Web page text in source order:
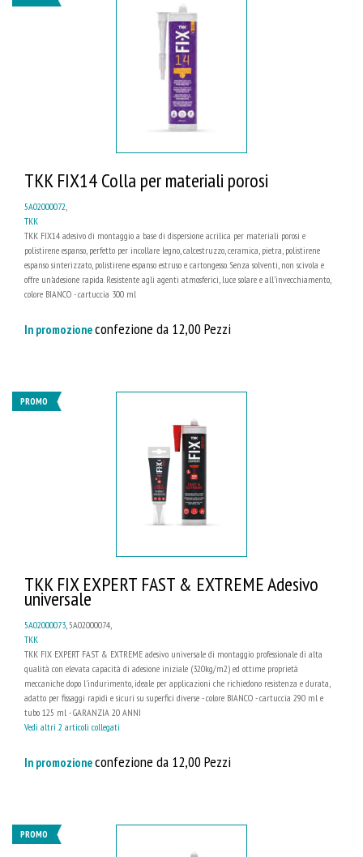
TKK FIX14 Colla per materiali porosi
5A02000072
TKK
TKK FIX14 adesivo di montaggio a base di dispersione acrilica per materiali porosi e
polistirene espanso, perfetto per incollare legno, calcestruzzo, ceramica, pietra, polistirene
espanso sinterizzato, polistirene espanso estruso e cartongesso. Senza solventi, non scivola e
offre un’adesione rapida. Resistente agli agenti atmosferici, luce solare e all’invecchiamento,
colore BIANCO - cartuccia 300 ml
In promozioneconfezione da 12,00 Pezzi
PROMO
TKK FIX EXPERT FAST & EXTREME Adesivo
universale
5A02000073, 5A02000074,
TKK
TKK FIX EXPERT FAST & EXTREME adesivo universale di montaggio professionale di alta
qualità con elevata capacità di adesione iniziale (320kg/m2) ed ottime proprietà
meccaniche dopo l'indurimento, ideale per applicazioni che richiedono resistenza e durata,
adatto per fissaggi rapidi e sicuri su superfici diverse - colore BIANCO - cartuccia 290 ml e
tubo 125 ml - GARANZIA 20 ANNI
Vedi altri 2 articoli collegati
In promozioneconfezione da 12,00 Pezzi
PROMO